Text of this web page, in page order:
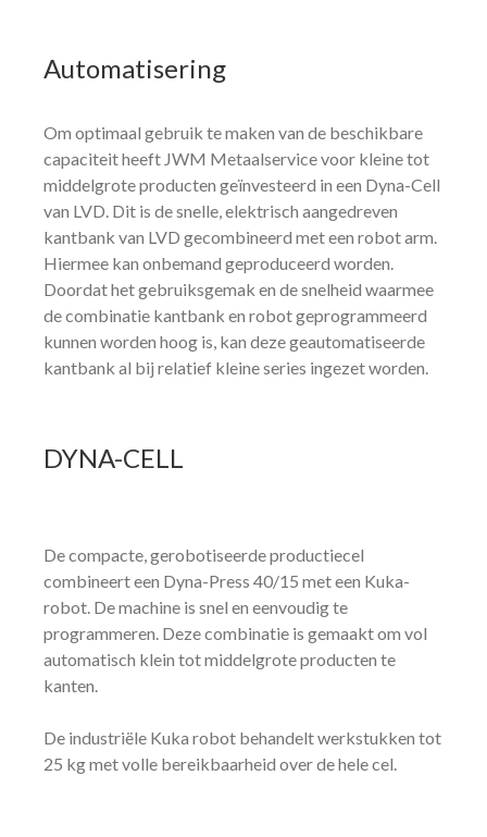
Automatisering
Om optimaal gebruik te maken van de beschikbare
capaciteit heeft JWM Metaalservice voor kleine tot
middelgrote producten geïnvesteerd in een Dyna-Cell
van LVD. Dit is de snelle, elektrisch aangedreven
kantbank van LVD gecombineerd met een robot arm.
Hiermee kan onbemand geproduceerd worden.
Doordat het gebruiksgemak en de snelheid waarmee
de combinatie kantbank en robot geprogrammeerd
kunnen worden hoog is, kan deze geautomatiseerde
kantbank al bij relatief kleine series ingezet worden.
DYNA-CELL
De compacte, gerobotiseerde productiecel
combineert een Dyna-Press 40/15 met een Kuka-
robot. De machine is snel en eenvoudig te
programmeren. Deze combinatie is gemaakt om vol
automatisch klein tot middelgrote producten te
kanten.
De industriële Kuka robot behandelt werkstukken tot
25 kg met volle bereikbaarheid over de hele cel.